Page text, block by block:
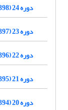
دوره 24 (1398 و 1399)
دوره 23 (1397 و 1398)
دوره 22 (1396 و 1397)
دوره 21 (1395 و 1396)
دوره 20 (1394 و 1395)